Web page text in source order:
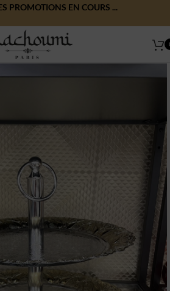
PROMOTIONS EN COURS ...